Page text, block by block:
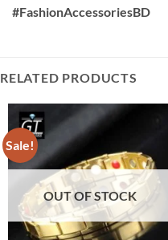
#FashionAccessoriesBD
RELATED PRODUCTS
Sale!
OUT OF STOCK